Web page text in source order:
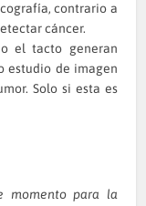
contrario a
cáncer.
el tacto generan
estudio de imagen
Solo si esta es
momento para la